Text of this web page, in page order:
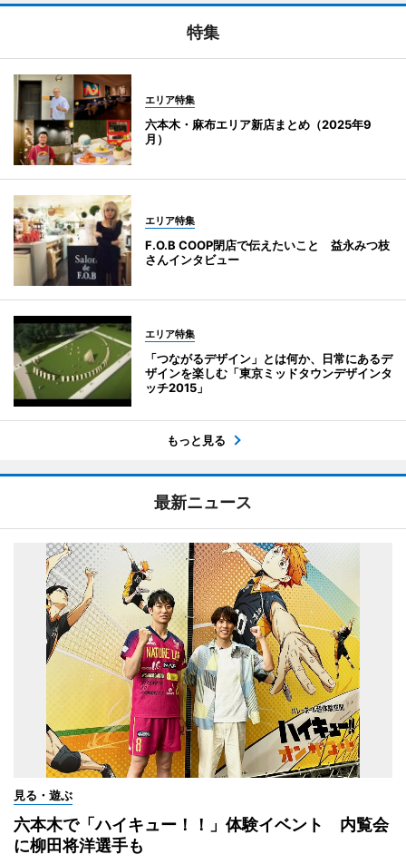
特集
エリア特集
六本木・麻布エリア新店まとめ（2025年9
月）
エリア特集
F.O.B COOP閉店で伝えたいこと 益永みつ枝
さんインタビュー
エリア特集
「つながるデザイン」とは何か、日常にあるデ
ザインを楽しむ「東京ミッドタウンデザインタ
ッチ2015」
もっと見る
最新ニュース
見る・遊ぶ
六本木で「ハイキュー！！」体験イベント 内覧会
に柳田将洋選手も